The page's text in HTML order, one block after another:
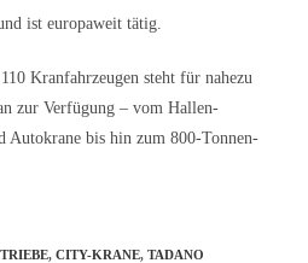
ist europaweit tätig.
Kranfahrzeugen steht für nahezu
zur Verfügung – vom Hallen-
Autokrane bis hin zum 800-Tonnen-
, CITY-KRANE, TADANO